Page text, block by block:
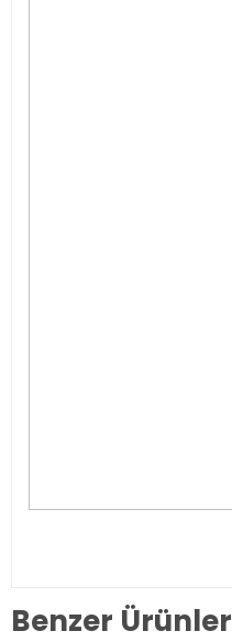
Benzer Ürünler